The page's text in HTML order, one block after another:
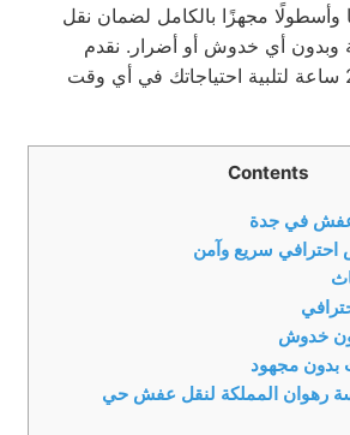
وأسطولًا مجهزًا بالكامل لضمان نقل
وبدون أي خدوش أو أضرار. نقدم
خدماتنا على مدار 24 ساعة لتلبية احتياجاتك في أي وقت
Contents
في جدة
سريع وآمن
خدوش
بدون مجهود
رهوان المملكة لنقل عفش حي